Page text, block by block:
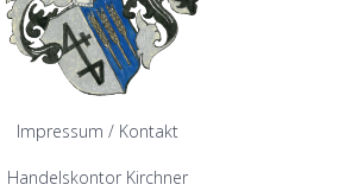
Impressum / Kontakt
Handelskontor Kirchner